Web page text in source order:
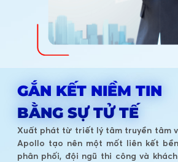
GẮN KẾT NIỀM TIN
BẰNG SỰ TỬ TẾ
Xuất phát từ triết lý tâm truyền tâm
Apollo tạo nên một mốt liên kết
phân phối, đội ngũ thi công và